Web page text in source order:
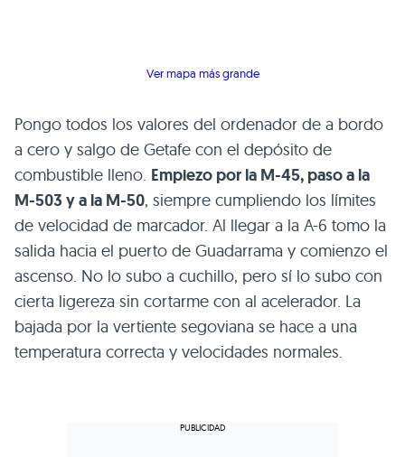
Ver mapa más grande
Pongo todos los valores del ordenador de a bordo
a cero y salgo de Getafe con el depósito de
combustible lleno. Empiezo por la M-45, paso a la
M-503 y a la M-50, siempre cumpliendo los límites
de velocidad de marcador. Al llegar a la A-6 tomo la
salida hacia el puerto de Guadarrama y comienzo el
ascenso. No lo subo a cuchillo, pero sí lo subo con
cierta ligereza sin cortarme con al acelerador. La
bajada por la vertiente segoviana se hace a una
temperatura correcta y velocidades normales.